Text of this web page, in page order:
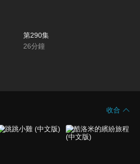
第290集
26分鐘
收合